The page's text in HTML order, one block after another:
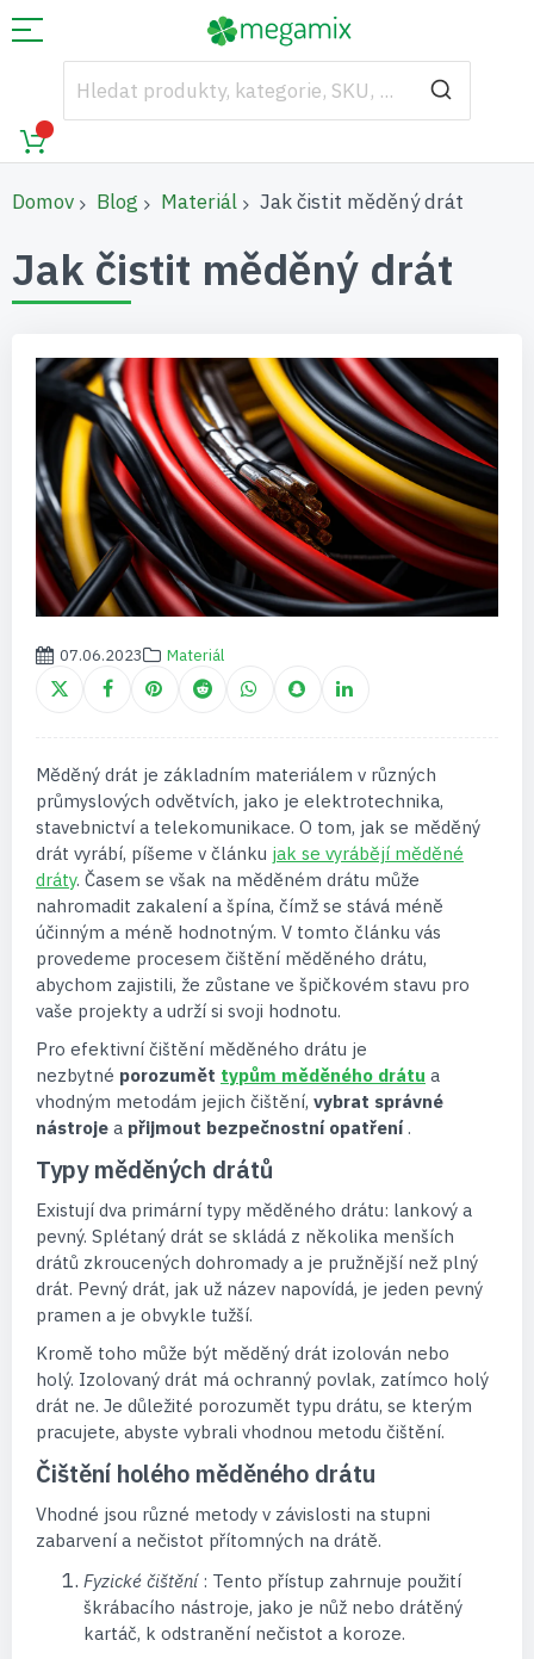
Domov Blog Materiál Jak čistit měděný drát
Jak čistit měděný drát
07.06.2023 Materiál
Měděný drát je základním materiálem v různých
průmyslových odvětvích, jako je elektrotechnika,
stavebnictví a telekomunikace. O tom, jak se měděný
drát vyrábí, píšeme v článku jak se vyrábějí měděné
dráty. Časem se však na měděném drátu může
nahromadit zakalení a špína, čímž se stává méně
účinným a méně hodnotným. V tomto článku vás
provedeme procesem čištění měděného drátu,
abychom zajistili, že zůstane ve špičkovém stavu pro
vaše projekty a udrží si svoji hodnotu.
Pro efektivní čištění měděného drátu je
nezbytné porozumět typům měděného drátu a
vhodným metodám jejich čištění, vybrat správné
nástroje a přijmout bezpečnostní opatření.
Typy měděných drátů
Existují dva primární typy měděného drátu: lankový a
pevný. Splétaný drát se skládá z několika menších
drátů zkroucených dohromady a je pružnější než plný
drát. Pevný drát, jak už název napovídá, je jeden pevný
pramen a je obvykle tužší.
Kromě toho může být měděný drát izolován nebo
holý. Izolovaný drát má ochranný povlak, zatímco holý
drát ne. Je důležité porozumět typu drátu, se kterým
pracujete, abyste vybrali vhodnou metodu čištění.
Čištění holého měděného drátu
Vhodné jsou různé metody v závislosti na stupni
zabarvení a nečistot přítomných na drátě.
Fyzické čištění: Tento přístup zahrnuje použití
škrábacího nástroje, jako je nůž nebo drátěný
kartáč, k odstranění nečistot a koroze.